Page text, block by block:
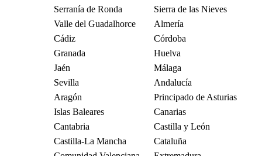
Serranía de Ronda
Sierra de las Nieves
Valle del Guadalhorce
Almería
Cádiz
Córdoba
Granada
Huelva
Jaén
Málaga
Sevilla
Andalucía
Aragón
Principado de Asturias
Islas Baleares
Canarias
Cantabria
Castilla y León
Castilla-La Mancha
Cataluña